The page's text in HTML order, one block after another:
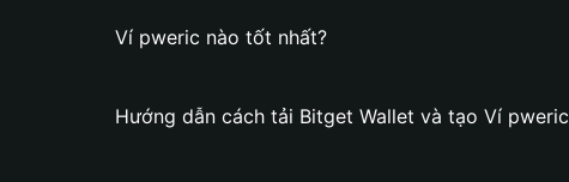
Ví pweric nào tốt nhất?
Hướng dẫn cách tải Bitget Wallet và tạo Ví pweric